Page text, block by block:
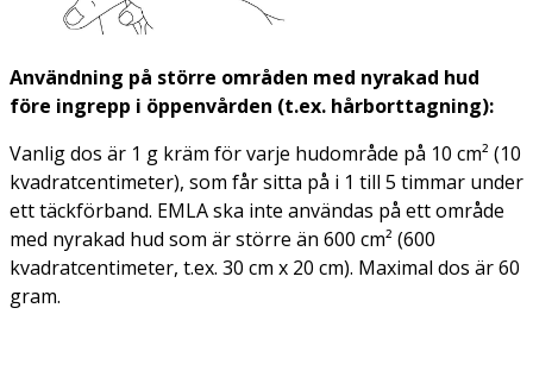
Användning på större områden med nyrakad hud
före ingrepp i öppenvården (t.ex. hårborttagning):
Vanlig dos är 1 g kräm för varje hudområde på 10 cm² (10
kvadratcentimeter), som får sitta på i 1 till 5 timmar under
ett täckförband. EMLA ska inte användas på ett område
med nyrakad hud som är större än 600 cm² (600
kvadratcentimeter, t.ex. 30 cm x 20 cm). Maximal dos är 60
gram.